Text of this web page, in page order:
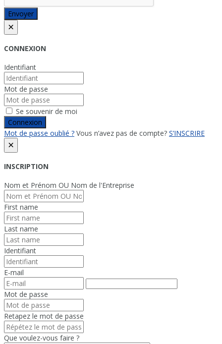
Envoyer
×
CONNEXION
Identifiant
Mot de passe
Se souvenir de moi
Connexion
Mot de passe oublié ? Vous n’avez pas de compte? S’INSCRIRE
×
INSCRIPTION
Nom et Prénom OU Nom de l'Entreprise
First name
Last name
Identifiant
E-mail
Mot de passe
Retapez le mot de passe
Que voulez-vous faire ?